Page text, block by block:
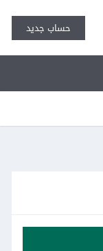
حساب جديد